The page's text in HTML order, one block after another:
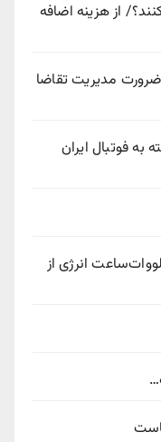
از هزینه اضافه
بنزین؛ ضرورت مدیریت تقاضا
فوتبال ایران
میلیون و ۵۰۹ هزار و ۵۵۰ کیلووات‌ساعت انرژی از